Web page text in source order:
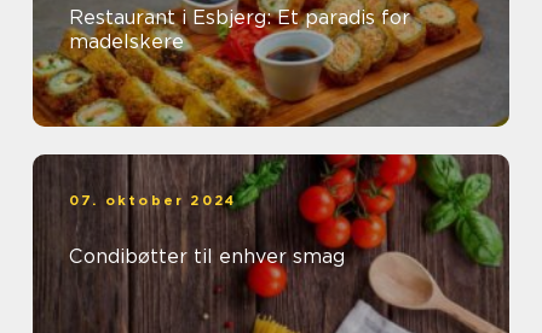
Restaurant i Esbjerg: Et paradis for
madelskere
07. oktober 2024
Condibøtter til enhver smag